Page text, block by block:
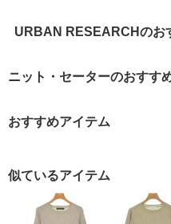
URBAN RESEARCHのお
ニット・セーターのおすす
おすすめアイテム